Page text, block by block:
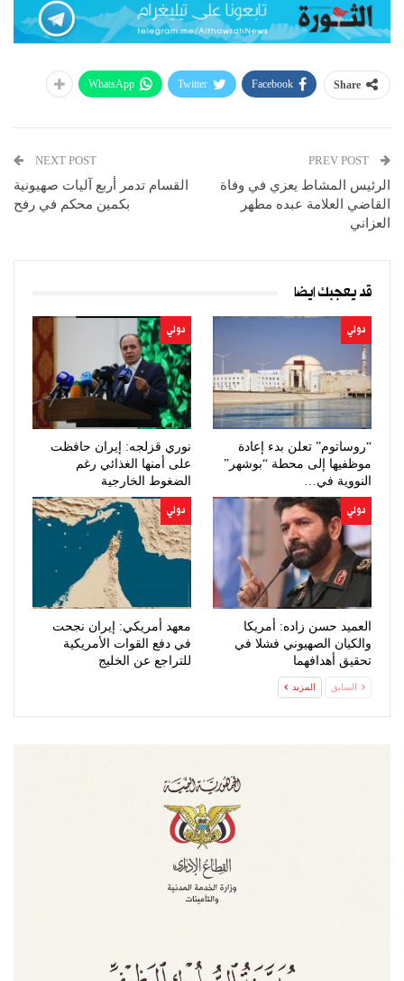
Share
Facebook
Twitter
WhatsApp
الرئيس المشاط يعزي في وفاة
القاضي العلامة عبده مطهر
العزاني
NEXT POST
القسام تدمر أربع آليات صهيونية
بكمين محكم في رفح
قد يعجبك ايضا
دولي
“روساتوم” تعلن بدء إعادة
موظفيها إلى محطة “بوشهر”
النووية في…
دولي
نوري قزلجه: إيران حافظت
على أمنها الغذائي رغم
الضغوط الخارجية
دولي
العميد حسن زاده: أمريكا
والكيان الصهيوني فشلا في
تحقيق أهدافهما
دولي
معهد أمريكي: إيران نجحت
في دفع القوات الأمريكية
للتراجع عن الخليج
السابق المزيد